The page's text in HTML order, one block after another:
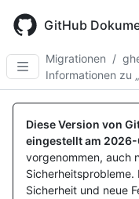
main
content
GitHub
Migrationen /
Informationen zu
Diese Version von
eingestellt am 2026-
vorgenommen, auch
Sicherheit und neue